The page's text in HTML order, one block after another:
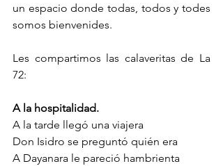
un espacio donde todas, todos y todes
somos bienvenides.
Les compartimos las calaveritas de La
72:
A la hospitalidad.
A la tarde llegó una viajera
Don Isidro se preguntó quién era
A Dayanara le pareció hambrienta